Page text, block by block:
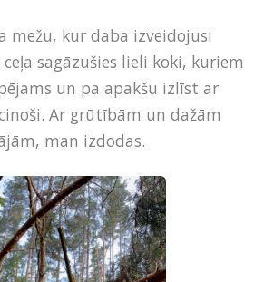
mežu, kur daba izveidojusi
sagāzušies lieli koki, kuriem
un pa apakšu izlīst ar
Ar grūtībām un dažām
man izdodas.